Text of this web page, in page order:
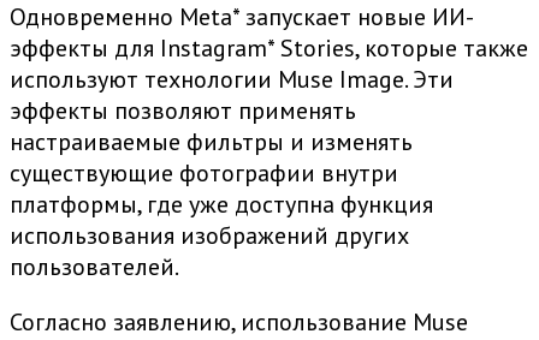
Одновременно Meta* запускает новые ИИ-
эффекты для Instagram* Stories, которые также
используют технологии Muse Image. Эти
эффекты позволяют применять
настраиваемые фильтры и изменять
существующие фотографии внутри
платформы, где уже доступна функция
использования изображений других
пользователей.
Согласно заявлению, использование Muse